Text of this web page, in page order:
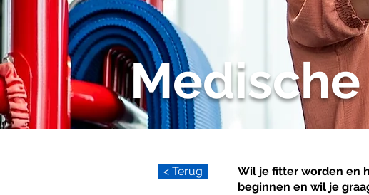
< Terug
Wil je fitter worden en
beginnen en wil je